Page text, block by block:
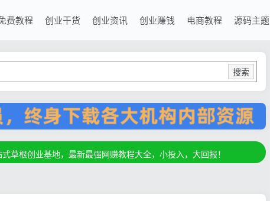
费教程 创业干货 创业资讯 创业赚钱 电商教程 源码主题
搜索
草根创业基地，最新最强网赚教程大全，小投入，大回报！
草根创业基地，最新最强网赚教程大全，小投入，大回报！
草根创业基地，最新最强网赚教程大全，小投入，大回报！